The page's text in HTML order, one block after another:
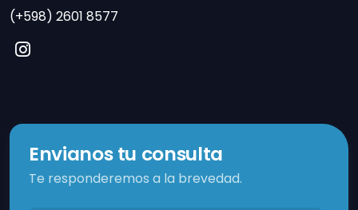
(+598) 2601 8577
Envianos tu consulta
Te responderemos a la brevedad.